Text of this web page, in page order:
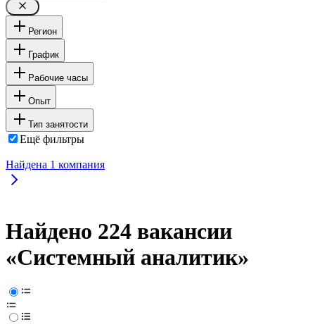
Регион
График
Рабочие часы
Опыт
Тип занятости
Ещё фильтры
Найдена 1 компания
Найдено 224 вакансии
«Системный аналитик»